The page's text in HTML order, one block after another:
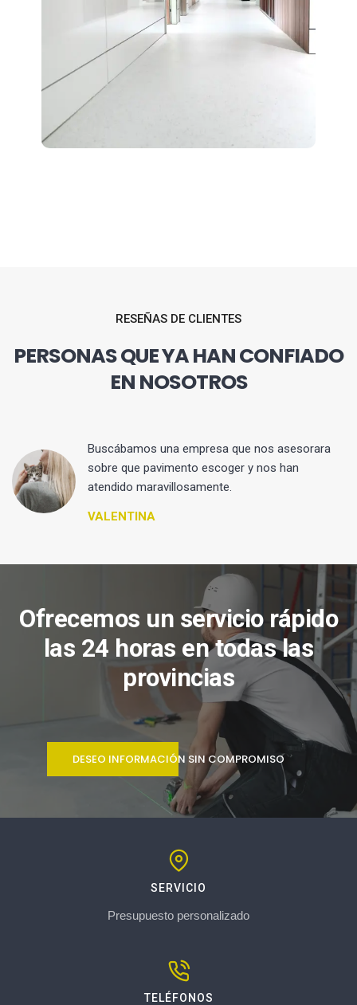
RESEÑAS DE CLIENTES
PERSONAS QUE YA HAN CONFIADO
EN NOSOTROS
Buscábamos una empresa que nos asesorara
sobre que pavimento escoger y nos han
atendido maravillosamente.
VALENTINA
Ofrecemos un servicio rápido
las 24 horas en todas las
provincias
DESEO INFORMACIÓN SIN COMPROMISO
SERVICIO
Presupuesto personalizado
TELÉFONOS